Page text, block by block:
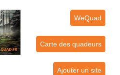
WeQuad
Carte des quadeurs
Ajouter un site